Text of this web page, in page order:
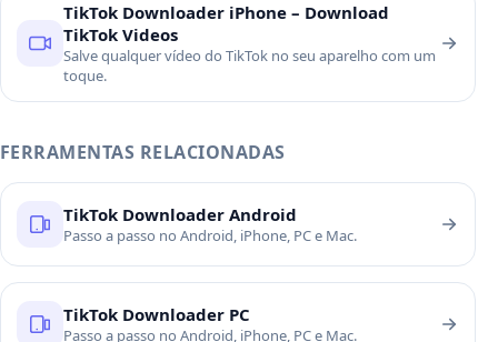
TikTok Downloader iPhone – Download
TikTok Videos
Salve qualquer vídeo do TikTok no seu aparelho com um
toque.
FERRAMENTAS RELACIONADAS
TikTok Downloader Android
Passo a passo no Android, iPhone, PC e Mac.
TikTok Downloader PC
Passo a passo no Android, iPhone, PC e Mac.